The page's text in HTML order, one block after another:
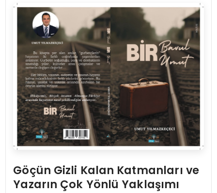
Göçün Gizli Kalan Katmanları ve
Yazarın Çok Yönlü Yaklaşımı